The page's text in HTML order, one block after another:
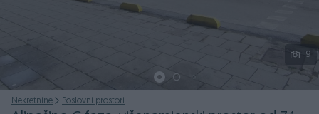
9
Nekretnine Poslovni prostori